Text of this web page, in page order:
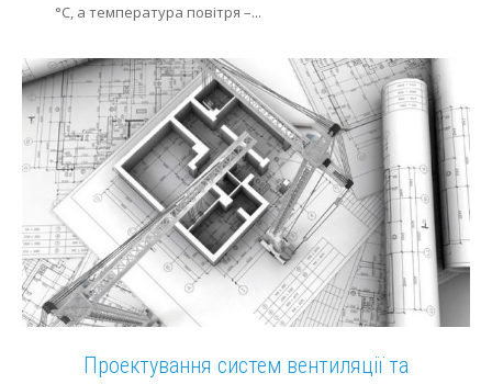
°С, а температура повітря –...
Проектування систем вентиляції та